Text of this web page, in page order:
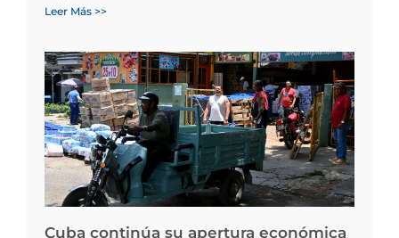
Leer Más >>
Cuba continúa su apertura económica